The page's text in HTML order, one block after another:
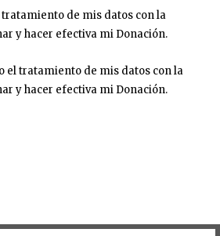
de mis datos con la
y hacer efectiva mi Donación.
el tratamiento de mis datos con la
y hacer efectiva mi Donación.